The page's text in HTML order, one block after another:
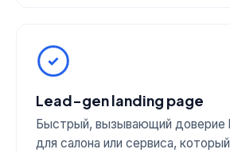
Lead-gen landing page
Быстрый, вызывающий доверие
для салона или сервиса,